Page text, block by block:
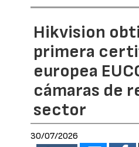
Hikvision
primera
europea
cámaras de
sector
30/07/2026